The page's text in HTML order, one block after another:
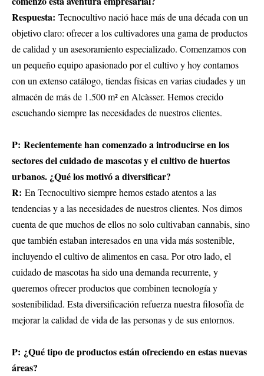
Respuesta: Tecnocultivo nació hace más de una década con un
objetivo claro: ofrecer a los cultivadores una gama de productos
de calidad y un asesoramiento especializado. Comenzamos con
un pequeño equipo apasionado por el cultivo y hoy contamos
con un extenso catálogo, tiendas físicas en varias ciudades y un
almacén de más de 1.500 m² en Alcàsser. Hemos crecido
escuchando siempre las necesidades de nuestros clientes.
P: Recientemente han comenzado a introducirse en los
sectores del cuidado de mascotas y el cultivo de huertos
urbanos. ¿Qué los motivó a diversificar?
R: En Tecnocultivo siempre hemos estado atentos a las
tendencias y a las necesidades de nuestros clientes. Nos dimos
cuenta de que muchos de ellos no solo cultivaban cannabis, sino
que también estaban interesados en una vida más sostenible,
incluyendo el cultivo de alimentos en casa. Por otro lado, el
cuidado de mascotasha sido una demanda recurrente, y
queremos ofrecer productos que combinen tecnología y
sostenibilidad. Esta diversificación refuerza nuestra filosofía de
mejorar la calidad de vida de las personas y de sus entornos.
P: ¿Qué tipo de productos están ofreciendo en estas nuevas
áreas?